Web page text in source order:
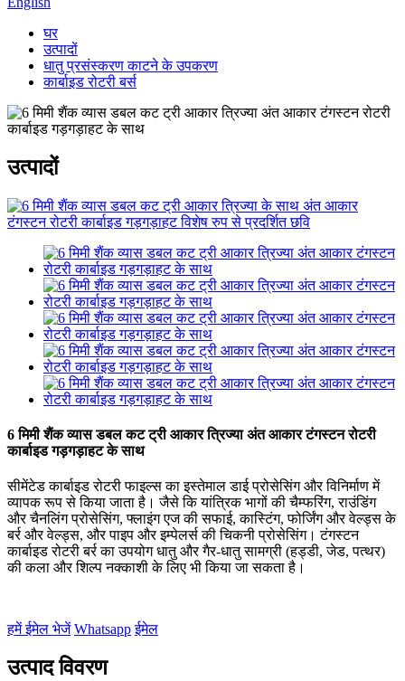
घर
उत्पादों
धातु प्रसंस्करण काटने के उपकरण
कार्बाइड रोटरी बर्स
उत्पादों
6 मिमी शैंक व्यास डबल कट ट्री आकार त्रिज्या अंत आकार टंगस्टन रोटरी
कार्बाइड गड़गड़ाहट के साथ
सीमेंटेड कार्बाइड रोटरी फाइल्स का इस्तेमाल डाई प्रोसेसिंग और विनिर्माण में
व्यापक रूप से किया जाता है। जैसे कि यांत्रिक भागों की चैम्फरिंग, राउंडिंग
और चैनलिंग प्रोसेसिंग, फ्लाइंग एज की सफाई, कास्टिंग, फोर्जिंग और वेल्ड्स के
बर्र और वेल्ड्स, और पाइप और इम्पेलर्स की चिकनी प्रोसेसिंग। टंगस्टन
कार्बाइड रोटरी बर्र का उपयोग धातु और गैर-धातु सामग्री (हड्डी, जेड, पत्थर)
की कला और शिल्प नक्काशी के लिए भी किया जा सकता है।
हमें ईमेल भेजें Whatsapp ईमेल
उत्पाद विवरण